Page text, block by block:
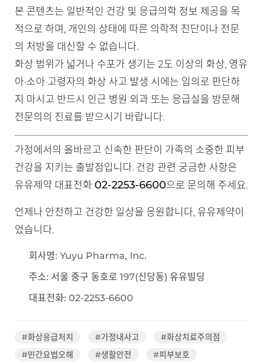
본 콘텐츠는 일반적인 건강 및 응급의학 정보 제공을 목
적으로 하며, 개인의 상태에 따른 의학적 진단이나 전문
의 처방을 대신할 수 없습니다.
화상 범위가 넓거나 수포가 생기는 2도 이상의 화상, 영유
아·소아·고령자의 화상 사고 발생 시에는 임의로 판단하
지 마시고 반드시 인근 병원 외과 또는 응급실을 방문해
전문의의 진료를 받으시기 바랍니다.
가정에서의 올바르고 신속한 판단이 가족의 소중한 피부
건강을 지키는 출발점입니다. 건강 관련 궁금한 사항은
유유제약 대표전화 02-2253-6600으로 문의해 주세요.
언제나 안전하고 건강한 일상을 응원합니다, 유유제약이
었습니다.
회사명: Yuyu Pharma, Inc.
주소: 서울 중구 동호로 197(신당동) 유유빌딩
대표전화: 02-2253-6600
#화상응급처치 #가정내사고
#화상치료주의점
#민간요법오해
#생활안전
#피부보호